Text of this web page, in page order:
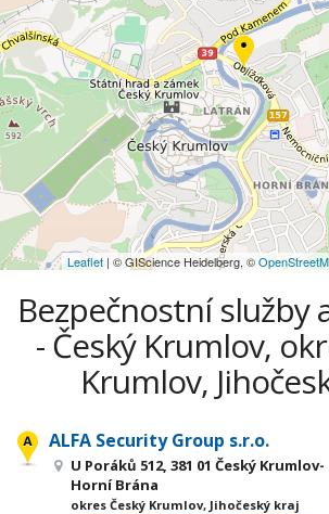
Leaflet | © GIScience Heidelberg, ©
Bezpečnostní služby
- Český Krumlov,
Krumlov,
ALFA Security Group s.r.o.
U Poráků 512, 381 01 Český Krumlov-
Horní Brána
okres Český Krumlov, Jihočeský kraj